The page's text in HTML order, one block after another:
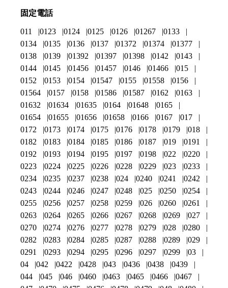
固定電話
011 0123 0124 0125 0126 01267
0133
0134
0135 0136 0137 01372 01374
01377
0138
0139 01392 01397 01398 0142
0143
0144
0145 01456 01457 0146 01466
015
0152
0153 0154 01547 0155 01558
0156
01564
0157 0158 01586 01587 0162
0163
01632
01634 01635 0164 01648
0165
01654
01655 01656 01658 0166 0167
017
0172
0173 0174 0175 0176 0178 0179
018
0182
0183 0184 0185 0186 0187 019
0191
0192
0193 0194 0195 0197 0198 022
0220
0223
0224 0225 0226 0228 0229 023
0233
0234
0235 0237 0238 024 0240 0241
0242
0243
0244 0246 0247 0248 025 0250
0254
0255
0256 0257 0258 0259 026 0260
0261
0263
0264 0265 0266 0267 0268 0269
027
0270
0274 0276 0277 0278 0279 028
0280
0282
0283 0284 0285 0287 0288 0289
029
0291
0293 0294 0295 0296 0297 0299
03
04
042 0422 0428 043 0436 0438
0439
044
045 046 0460 0463 0465 0466
0467